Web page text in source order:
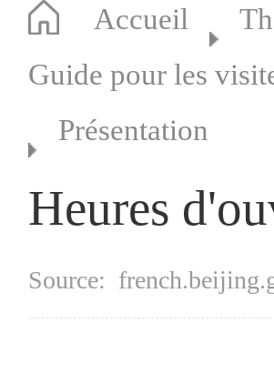
Accueil
Guide pour les
Présentation
Heures
Source: